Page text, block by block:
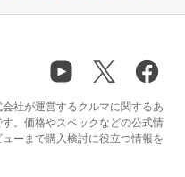
社が運営するクルマに関するあ
。価格やスペックなどの公式情
ーまで購入検討に役立つ情報を